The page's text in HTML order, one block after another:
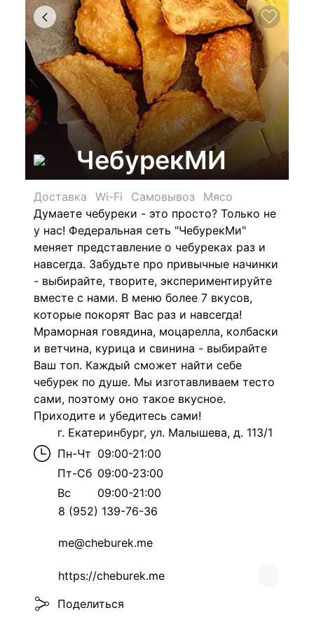
ЧебурекМИ
Доставка Wi-Fi Самовывоз
Мясо
Думаете чебуреки - это просто? Только не
у нас! Федеральная сеть "ЧебурекМи"
меняет представление о чебуреках раз и
навсегда. Забудьте про привычные начинки
- выбирайте, творите, экспериментируйте
вместе с нами. В меню более 7 вкусов,
которые покорят Вас раз и навсегда!
Мраморная говядина, моцарелла, колбаски
и ветчина, курица и свинина - выбирайте
Ваш топ. Каждый сможет найти себе
чебурек по душе. Мы изготавливаем тесто
сами, поэтому оно такое вкусное.
Приходите и убедитесь сами!
г. Екатеринбург, ул. Малышева, д. 113/1
Пн-Чт 09:00-21:00
Пт-Сб 09:00-23:00
Вс
09:00-21:00
8 (952) 139-76-36
me@cheburek.me
https://cheburek.me
Поделиться